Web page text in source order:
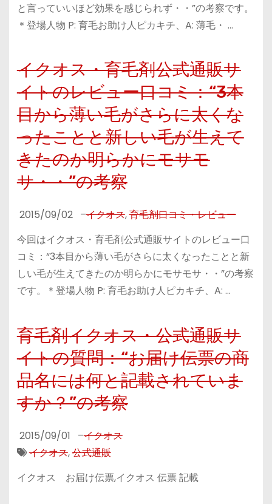
と言っていいほど効果を感じられず・・”の考察です。
＊登場人物 P: 育毛お助け人ピカキチ、A: 薄毛・ …
イクオス・育毛剤公式通販サ
イトのレビュー口コミ：“3本
目から薄い毛がさらに太くな
ったことと新しい毛が生えて
きたのか明らかにモサモ
サ・・”の考察
2015/09/02 –イクオス,育毛剤口コミ・レビュー
今回はイクオス・育毛剤公式通販サイトのレビュー口
コミ：“3本目から薄い毛がさらに太くなったことと新
しい毛が生えてきたのか明らかにモサモサ・・”の考察
です。＊登場人物 P: 育毛お助け人ピカキチ、A: …
育毛剤イクオス・公式通販サ
イトの質問：“お届け伝票の商
品名には何と記載されていま
すか？”の考察
2015/09/01 –イクオス
イクオス,公式通販
イクオス お届け伝票,イクオス 伝票 記載